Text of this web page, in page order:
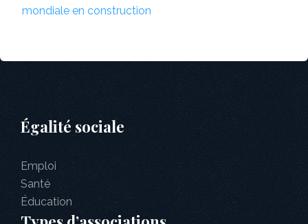
mondiale en construction
Égalité sociale
Emploi
Santé
Éducation